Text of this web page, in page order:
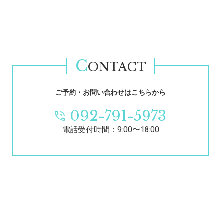
CONTACT
ご予約・お問い合わせはこちらから
092-791-5973
電話受付時間：9:00〜18:00